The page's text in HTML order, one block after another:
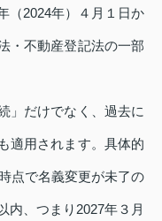
（2024年）４月１日か
・不動産登記法の一部
」だけでなく、過去に
適用されます。具体的
点で名義変更が未了の
内、つまり2027年３月